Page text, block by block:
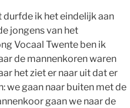
ik het eindelijk aan
jongens van het
Vocaal Twente ben ik
de mannenkoren waren
het ziet er naar uit dat er
we gaan naar buiten met de
gaan we naar de